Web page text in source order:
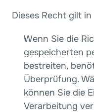
Dieses Recht gilt
Wenn Sie die
gespeicherten
bestreiten,
Überprüfung.
können Sie die
Verarbeitung